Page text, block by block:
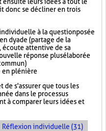
donc se décliner en trois
à la question posée
dyade (partage de la
écoute attentive de sa
réponse plus élaborée
en plénière
de s'assurer que tous les
dans le processus
à comparer leurs idées et
Réflexion individuelle (31)